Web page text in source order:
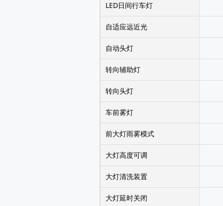
LED日间行车灯
自适应远近光
自动头灯
转向辅助灯
转向头灯
车前雾灯
前大灯雨雾模式
大灯高度可调
大灯清洗装置
大灯延时关闭